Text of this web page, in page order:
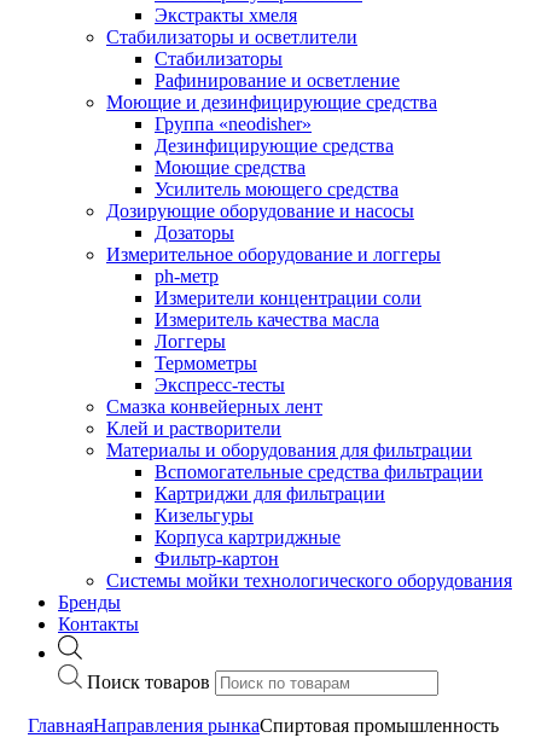
Экстракты хмеля
Cтабилизаторы и осветлители
Стабилизаторы
Рафинирование и осветление
Моющие и дезинфицирующие средства
Группа «neodisher»
Дезинфицирующие средства
Моющие средства
Усилитель моющего средства
Дозирующие оборудование и насосы
Дозаторы
Измерительное оборудование и логгеры
ph-метр
Измерители концентрации соли
Измеритель качества масла
Логгеры
Термометры
Экспресс-тесты
Cмазка конвейерных лент
Клей и растворители
Материалы и оборудования для фильтрации
Вспомогательные средства фильтрации
Картриджи для фильтрации
Кизельгуры
Корпуса картриджные
Фильтр-картон
Системы мойки технологического оборудования
Бренды
Контакты
Поиск товаров
ГлавнаяНаправления рынкаСпиртовая промышленность